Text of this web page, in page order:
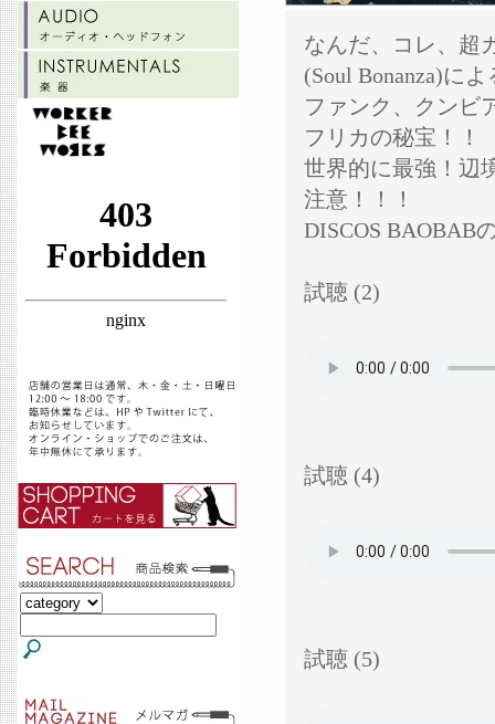
なんだ、コレ、超
(Soul Bonanza)に
ファンク、クンビ
フリカの秘宝！！
世界的に最強！辺
注意！！！
DISCOS BAOBAB
試聴 (2)
試聴 (4)
試聴 (5)